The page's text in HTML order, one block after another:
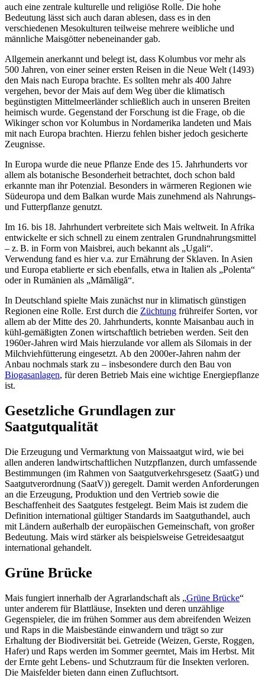
auch eine zentrale kulturelle und religiöse Rolle. Die hohe
Bedeutung lässt sich auch daran ablesen, dass es in den
verschiedenen Mesokulturen teilweise mehrere weibliche und
männliche Maisgötter nebeneinander gab.
Allgemein anerkannt und belegt ist, dass Kolumbus vor mehr als
500 Jahren, von einer seiner ersten Reisen in die Neue Welt (1493)
den Mais nach Europa brachte. Es sollten mehr als 400 Jahre
vergehen, bevor der Mais auf dem Weg über die klimatisch
begünstigten Mittelmeerländer schließlich auch in unseren Breiten
heimisch wurde. Gegenstand der Forschung ist die Frage, ob die
Wikinger schon vor Kolumbus in Nordamerika landeten und Mais
mit nach Europa brachten. Hierzu fehlen bisher jedoch gesicherte
Zeugnisse.
In Europa wurde die neue Pflanze Ende des 15. Jahrhunderts vor
allem als botanische Besonderheit betrachtet, doch schon bald
erkannte man ihr Potenzial. Besonders in wärmeren Regionen wie
Südeuropa und dem Balkan wurde Mais zunehmend als Nahrungs-
und Futterpflanze genutzt.
Im 16. bis 18. Jahrhundert verbreitete sich Mais weltweit. In Afrika
entwickelte er sich schnell zu einem zentralen Grundnahrungsmittel
– z. B. in Form von Maisbrei, auch bekannt als „Ugali“.
Verwendung fand es hier v.a. zur Ernährung der Sklaven. In Asien
und Europa etablierte er sich ebenfalls, etwa in Italien als „Polenta“
oder in Rumänien als „Mămăligă“.
In Deutschland spielte Mais zunächst nur in klimatisch günstigen
Regionen eine Rolle. Erst durch die Züchtung frühreifer Sorten, vor
allem ab der Mitte des 20. Jahrhunderts, konnte Maisanbau auch in
kühl-gemäßigten Zonen wirtschaftlich betrieben werden. Seit den
1960er-Jahren wird Mais hierzulande vor allem als Silomais in der
Milchviehfütterung eingesetzt. Ab den 2000er-Jahren nahm der
Anbau nochmals stark zu – insbesondere durch den Bau von
Biogasanlagen, für deren Betrieb Mais eine wichtige Energiepflanze
ist.
Gesetzliche Grundlagen zur
Saatgutqualität
Die Erzeugung und Vermarktung von Maissaatgut wird, wie bei
allen anderen landwirtschaftlichen Nutzpflanzen, durch umfassende
Bestimmungen (im Rahmen von Saatgutverkehrsgesetz (SaatG) und
Saatgutverordnung (SaatV)) geregelt. Damit werden Anforderungen
an die Erzeugung, Produktion und den Vertrieb sowie die
Beschaffenheit des Saatgutes festgelegt. Beim Mais ist zudem die
Definition international gültiger Standards im Saatguthandel, auch
mit Ländern außerhalb der europäischen Gemeinschaft, von großer
Bedeutung. Mais wird stärker als beispielsweise Getreidesaatgut
international gehandelt.
Grüne Brücke
Mais fungiert innerhalb der Agrarlandschaft als „Grüne Brücke“
unter anderem für Blattläuse, Insekten und deren unzählige
Gegenspieler, die im frühen Sommer aus dem abreifenden Weizen
und Raps in die Maisbestände einwandern und trägt so zur
Erhaltung der Biodiversität bei. Getreide (Weizen, Gerste, Roggen,
Hafer) und Raps werden im Sommer geerntet, Mais im Herbst. Mit
der Ernte geht Lebens- und Schutzraum für die Insekten verloren.
Die Maisfelder bieten dann einen Zufluchtsort.